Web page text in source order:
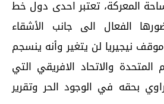
المعركة، تعتبر احدى دول خط
الفعال الى جانب الأشقاء
موقف نيجيريا لن يتغير وأنه ينسجم
المتحدة والاتحاد الافريقي التي
بحقه في الوجود الحر وتقرير